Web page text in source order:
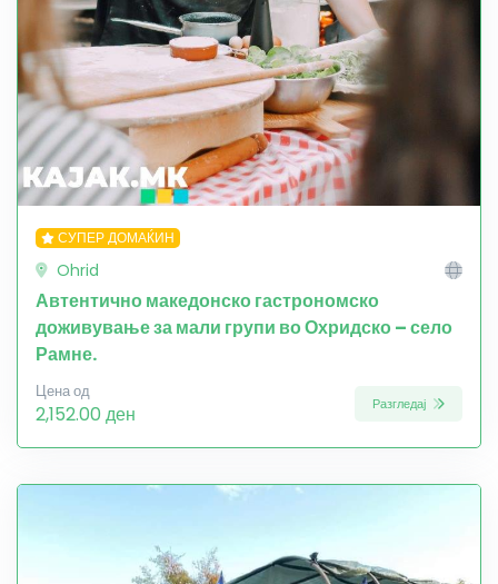
СУПЕР ДОМАЌИН
Ohrid
Автентично македонско гастрономско
доживување за мали групи во Охридско – село
Рамне.
Цена од
2,152.00 ден Разгледај